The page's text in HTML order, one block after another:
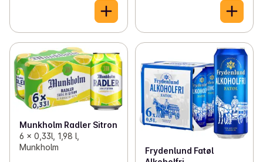
Munkholm Radler Sitron
6 x 0,33l, 1,98 l,
Munkholm
Frydenlund Fatøl